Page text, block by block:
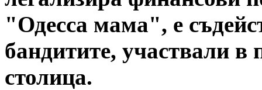
"Одесса мама", е
бандитите, участвали в
столица.